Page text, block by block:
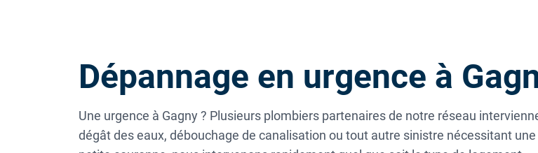
Dépannage en urgence à
Une urgence à Gagny ? Plusieurs plombiers partenaires de notre réseau
dégât des eaux, débouchage de canalisation ou tout autre sinistre nécessitant